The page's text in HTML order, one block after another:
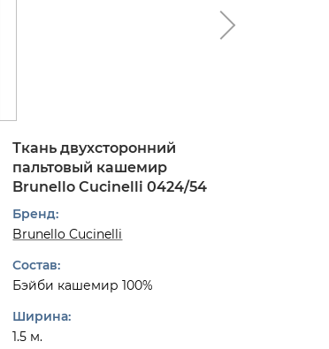
Ткань двухсторонний
пальтовый кашемир
Brunello Cucinelli 0424/54
Бренд:
Brunello Cucinelli
Состав:
Бэйби кашемир 100%
Ширина:
1.5 м.